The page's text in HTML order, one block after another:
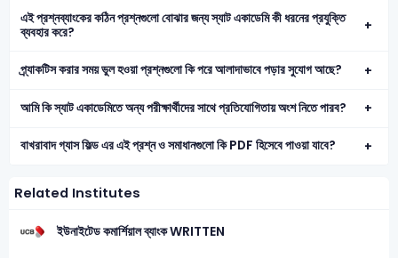
এই প্রশ্নব্যাংকের কঠিন প্রশ্নগুলো বোঝার জন্য স্যাট একাডেমি কী ধরনের প্রযুক্তি
ব্যবহার করে?
প্র্যাকটিস করার সময় ভুল হওয়া প্রশ্নগুলো কি পরে আলাদাভাবে পড়ার সুযোগ আছে?
আমি কি স্যাট একাডেমিতে অন্য পরীক্ষার্থীদের সাথে প্রতিযোগিতায় অংশ নিতে পারব?
বাখরাবাদ গ্যাস ফিল্ড এর এই প্রশ্ন ও সমাধানগুলো কি PDF হিসেবে পাওয়া যাবে?
Related Institutes
ইউনাইটেড কমার্শিয়াল ব্যাংক WRITTEN